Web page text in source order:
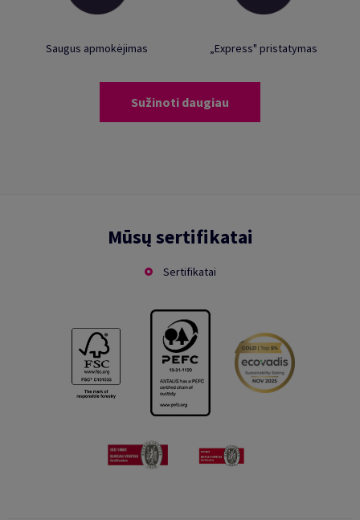
Saugus apmokėjimas „Express" pristatymas
Sužinoti daugiau
Mūsų sertifikatai
Sertifikatai